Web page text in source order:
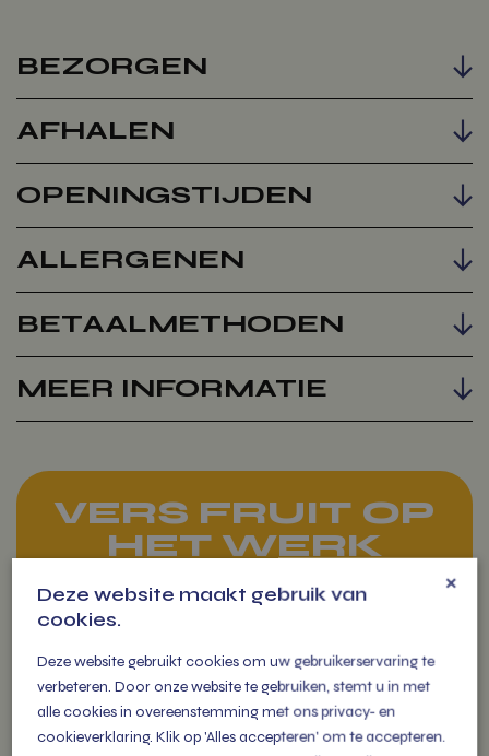
BEZORGEN
AFHALEN
OPENINGSTIJDEN
ALLERGENEN
BETAALMETHODEN
MEER INFORMATIE
VERS FRUIT OP
HET WERK
Fruit op het werk levert zorgt
medewerkers die als een
(s)peer gaan!
×
Deze website maakt gebruik van
cookies.
Deze website gebruikt cookies om uw gebruikerservaring te
verbeteren. Door onze website te gebruiken, stemt u in met
alle cookies in overeenstemming met ons privacy- en
cookieverklaring. Klik op 'Alles accepteren' om te accepteren.